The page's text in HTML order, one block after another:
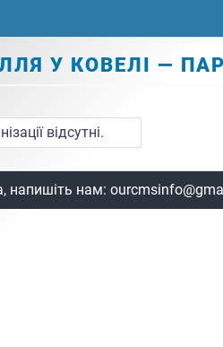
У КОВЕЛІ —
відсутні.
напишіть нам: